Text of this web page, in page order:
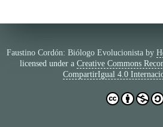
Faustino Cordón: Biólogo Evolucionista by
licensed under a Creative Commons
CompartirIgual 4.0